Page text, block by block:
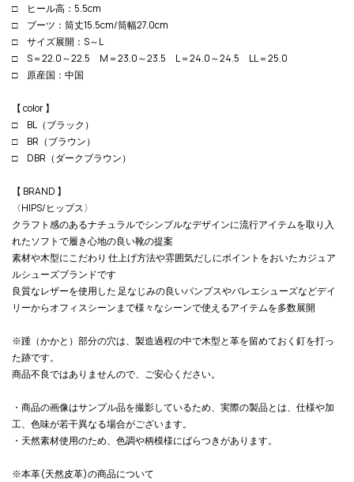
□ ヒール高：5.5cm
□ ブーツ：筒丈15.5cm/筒幅27.0cm
□ サイズ展開：S～L
□ S＝22.0～22.5 M＝23.0～23.5 L＝24.0～24.5 LL＝25.0
□ 原産国：中国
【 color 】
□ BL（ブラック）
□ BR（ブラウン）
□ DBR（ダークブラウン）
【 BRAND 】
〈HIPS/ヒップス〉
クラフト感のあるナチュラルでシンプルなデザインに流行アイテムを取り入
れたソフトで履き心地の良い靴の提案
素材や木型にこだわり 仕上げ方法や雰囲気だしにポイントをおいたカジュア
ルシューズブランドです
良質なレザーを使用した 足なじみの良いパンプスやバレエシューズなどデイ
リーからオフィスシーンまで様々なシーンで使えるアイテムを多数展開
※踵（かかと）部分の穴は、製造過程の中で木型と革を留めておく釘を打っ
た跡です。
商品不良ではありませんので、ご安心ください。
・商品の画像はサンプル品を撮影しているため、実際の製品とは、仕様や加
工、色味が若干異なる場合がございます。
・天然素材使用のため、色調や柄模様にばらつきがあります。
※本革(天然皮革)の商品について